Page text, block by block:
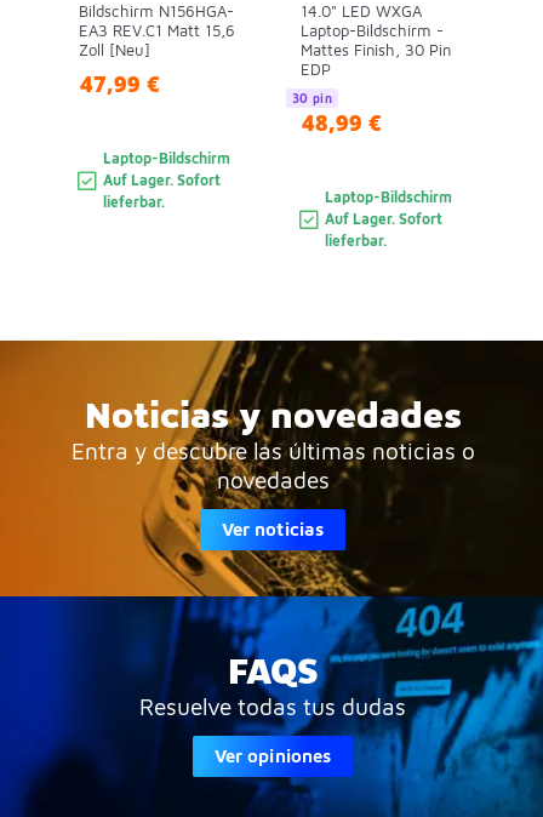
Bildschirm N156HGA-
EA3 REV.C1 Matt 15,6
Zoll [Neu]
47,99 €
Laptop-Bildschirm
Auf Lager. Sofort
lieferbar.
14.0" LED WXGA
Laptop-Bildschirm -
Mattes Finish, 30 Pin
EDP
30 pin
48,99 €
Laptop-Bildschirm
Auf Lager. Sofort
lieferbar.
Noticias y novedades
Entra y descubre las últimas noticias o
novedades
Ver noticias
FAQS
Resuelve todas tus dudas
Ver opiniones